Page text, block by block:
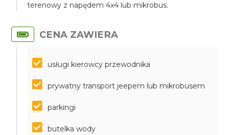
terenowy z napędem 4x4 lub mikrobus.
CENA ZAWIERA
usługi kierowcy przewodnika
prywatny transport jeepem lub mikrobusem
parkingi
butelka wody